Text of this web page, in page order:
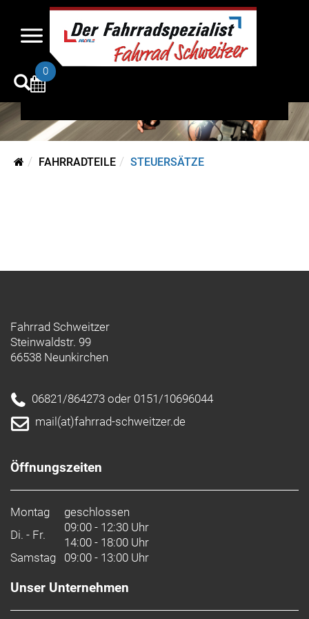
0Steuersätze
FAHRRADTEILE STEUERSÄTZE
Fahrrad Schweitzer
Steinwaldstr. 99
66538 Neunkirchen
06821/864273 oder 0151/10696044
mail(at)fahrrad-schweitzer.de
Öffnungszeiten
Montag
geschlossen
Di. - Fr.
09:00 - 12:30 Uhr
14:00 - 18:00 Uhr
Samstag 09:00 - 13:00 Uhr
Unser Unternehmen